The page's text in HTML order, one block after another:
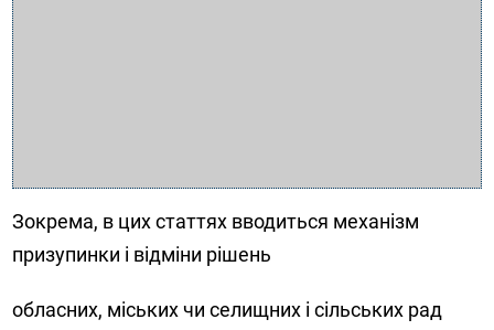
Зокрема, в цих статтях вводиться механізм
призупинки і відміни рішень
обласних, міських чи селищних і сільських рад